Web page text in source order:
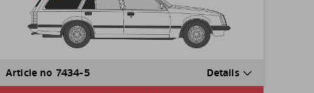
Article no 7434-5 Details